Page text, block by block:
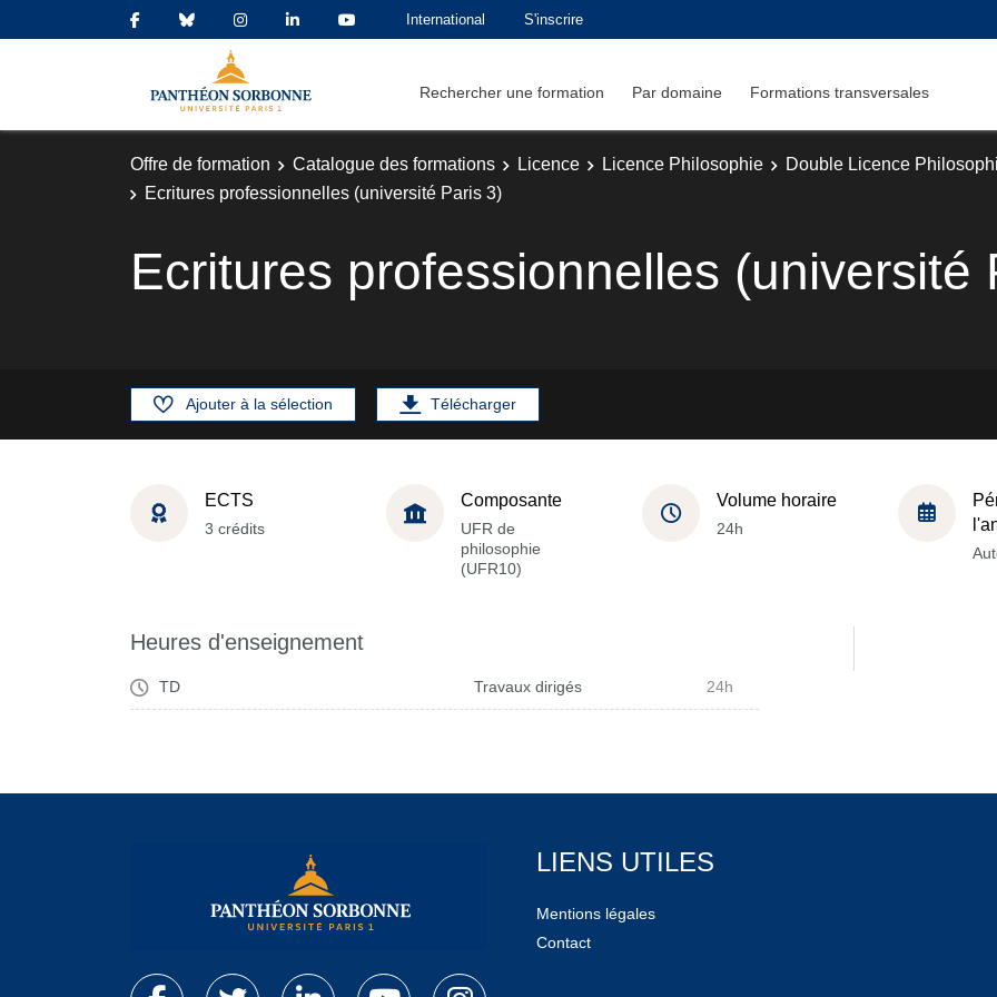
International S'inscrire
Rechercher une formation Par domaine Formations transversales
Offre de formation Catalogue des formations Licence Licence Philosophie Double Licence
Ecritures professionnelles (université Paris 3)
Ecritures professionnelles (université
Ajouter à la sélection Télécharger
ECTS
3 crédits
Composante
UFR de
philosophie
(UFR10)
Volume horaire
24h
Heures d'enseignement
TD Travaux dirigés 24h
LIENS UTILES
Mentions légales
Contact